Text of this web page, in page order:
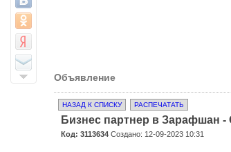
Объявление
НАЗАД К СПИСКУ РАСПЕЧАТАТЬ
Бизнес партнер в Зарафшан -
Код: 3113634Создано: 12-09-2023 10:31